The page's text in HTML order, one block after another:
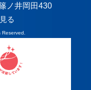
ノ井岡田430
る
Reserved.